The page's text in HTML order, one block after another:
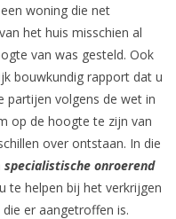
woning die net
het huis misschien al
van was gesteld. Ook
bouwkundig rapport dat u
partijen volgens de wet in
op de hoogte te zijn van
over ontstaan. In die
specialistische onroerend
te helpen bij het verkrijgen
er aangetroffen is.